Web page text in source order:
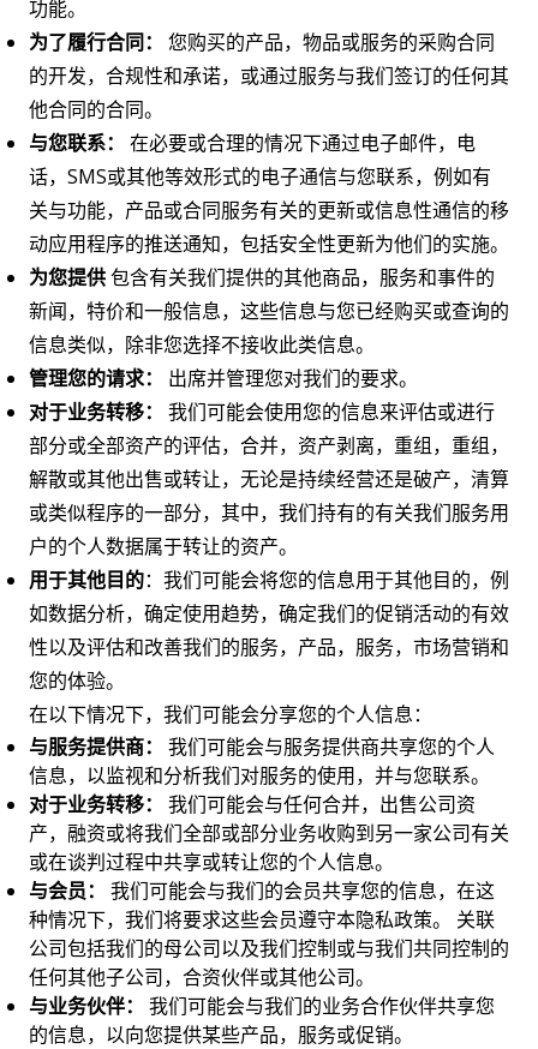
功能。
为了履行合同：
您购买的产品，物品或服务的采购合同
的开发，合规性和承诺，或通过服务与我们签订的任何其
他合同的合同。
与您联系：
在必要或合理的情况下通过电子邮件，电
话，SMS或其他等效形式的电子通信与您联系，例如有
关与功能，产品或合同服务有关的更新或信息性通信的移
动应用程序的推送通知，包括安全性更新为他们的实施。
为您提供包含有关我们提供的其他商品，服务和事件的
新闻，特价和一般信息，这些信息与您已经购买或查询的
信息类似，除非您选择不接收此类信息。
管理您的请求：
出席并管理您对我们的要求。
对于业务转移：
我们可能会使用您的信息来评估或进行
部分或全部资产的评估，合并，资产剥离，重组，重组，
解散或其他出售或转让，无论是持续经营还是破产，清算
或类似程序的一部分，其中，我们持有的有关我们服务用
户的个人数据属于转让的资产。
用于其他目的：我们可能会将您的信息用于其他目的，例
如数据分析，确定使用趋势，确定我们的促销活动的有效
性以及评估和改善我们的服务，产品，服务，市场营销和
您的体验。
在以下情况下，我们可能会分享您的个人信息：
与服务提供商：
我们可能会与服务提供商共享您的个人
信息，以监视和分析我们对服务的使用，并与您联系。
对于业务转移：
我们可能会与任何合并，出售公司资
产，融资或将我们全部或部分业务收购到另一家公司有关
或在谈判过程中共享或转让您的个人信息。
与会员：
我们可能会与我们的会员共享您的信息，在这
种情况下，我们将要求这些会员遵守本隐私政策。 关联
公司包括我们的母公司以及我们控制或与我们共同控制的
任何其他子公司，合资伙伴或其他公司。
与业务伙伴：
我们可能会与我们的业务合作伙伴共享您
的信息，以向您提供某些产品，服务或促销。